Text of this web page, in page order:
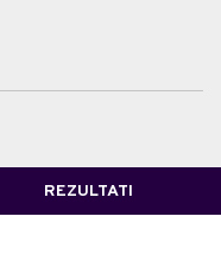
(1)
REZULTATI